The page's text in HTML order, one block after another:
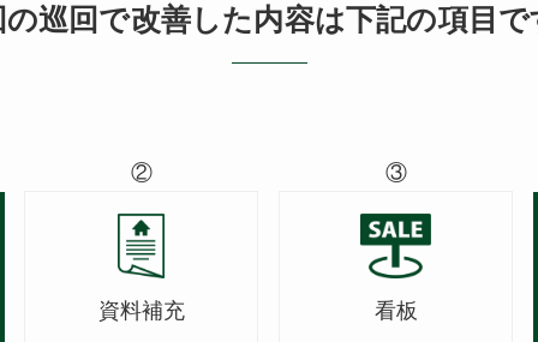
巡回で改善した内容は下記の項目で
②
資料補充
③
看板